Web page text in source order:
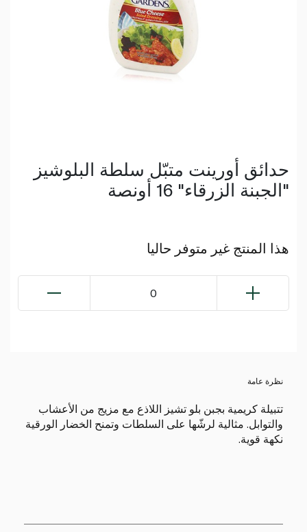
حدائق أورينت متبّل سلطة البلوشيز
"الجبنة الزرقاء" 16 أونصة
هذا المنتج غير متوفر حاليا
0
نظرة عامة
تتبيلة كريمية بجبن بلو تشيز اللاذع مع مزيج من الأعشاب
والتوابل. مثالية لرشّها على السلطات وتمنح الخضار الورقية
نكهة قوية.